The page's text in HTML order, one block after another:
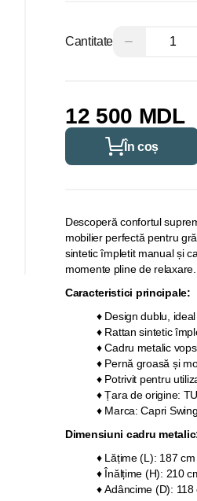
Cantitate −
12 500 MDL
În coș
Descoperă confortul
mobilier perfectă pentru
sintetic împletit manual și
momente pline de relaxare.
Caracteristici principale:
♦ Design dublu,
♦ Rattan sintetic
♦ Cadru metalic
♦ Pernă groasă și
♦ Potrivit pentru
♦ Țara de origine:
♦ Marca: Capri
Dimensiuni cadru
♦ Lățime (L): 187 cm
♦ Înălțime (H): 210
♦ Adâncime (D): 118